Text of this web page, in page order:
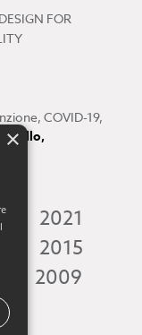
FOR
, COVID-19,
cervello,
2021
2015
2009
×